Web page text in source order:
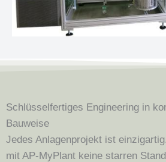
Schlüsselfertiges Engineering in
Bauweise
Jedes Anlagenprojekt ist
mit AP-MyPlant keine starren